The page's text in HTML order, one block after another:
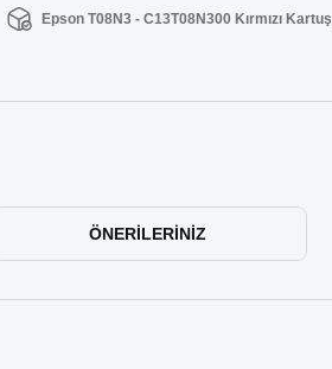
Epson T08N3 - C13T08N300 Kırmızı Kartuş
ÖNERILERINIZ